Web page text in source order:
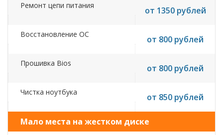
Ремонт цепи питания от 1350 рублей
Восстановление ОС от 800 рублей
Прошивка Bios от 800 рублей
Чистка ноутбука от 850 рублей
Мало места на жестком диске